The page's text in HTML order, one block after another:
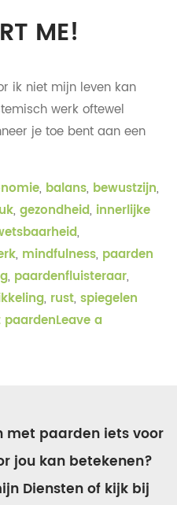
ME!
ik niet mijn leven kan
werk oftewel
je toe bent aan een
, balans, bewustzijn,
, gezondheid, innerlijke
,
, mindfulness, paarden
, paardenfluisteraar,
, rust, spiegelen
Leave a
met paarden iets voor
jou kan betekenen?
Diensten of kijk bij